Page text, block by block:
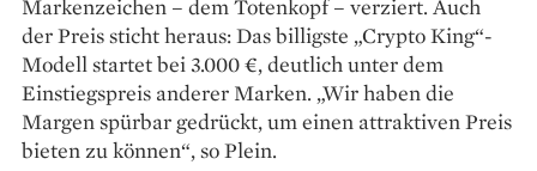
Markenzeichen – dem Totenkopf – verziert. Auch
der Preis sticht heraus: Das billigste „Crypto King“-
Modell startet bei 3.000 €, deutlich unter dem
Einstiegspreis anderer Marken. „Wir haben die
Margen spürbar gedrückt, um einen attraktiven Preis
bieten zu können“, so Plein.